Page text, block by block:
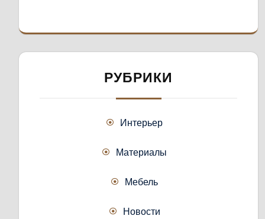
РУБРИКИ
Интерьер
Материалы
Мебель
Новости